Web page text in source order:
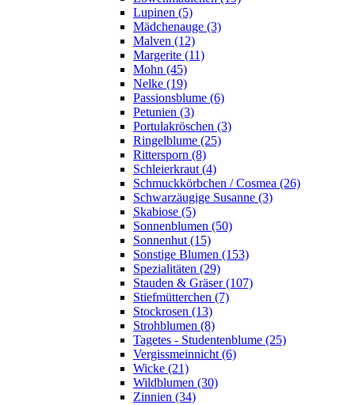
Lupinen (5)
Mädchenauge (3)
Malven (12)
Margerite (11)
Mohn (45)
Nelke (19)
Passionsblume (6)
Petunien (3)
Portulakröschen (3)
Ringelblume (25)
Rittersporn (8)
Schleierkraut (4)
Schmuckkörbchen / Cosmea (26)
Schwarzäugige Susanne (3)
Skabiose (5)
Sonnenblumen (50)
Sonnenhut (15)
Sonstige Blumen (153)
Spezialitäten (29)
Stauden & Gräser (107)
Stiefmütterchen (7)
Stockrosen (13)
Strohblumen (8)
Tagetes - Studentenblume (25)
Vergissmeinnicht (6)
Wicke (21)
Wildblumen (30)
Zinnien (34)